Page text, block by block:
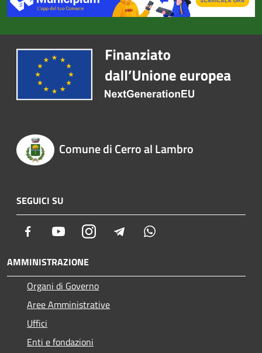
Comune di Cerro al Lambro
SEGUICI SU
Facebook YoutubeInstagram Telegram
AMMINISTRAZIONE
Organi di Governo
Aree Amministrative
Uffici
Enti e fondazioni